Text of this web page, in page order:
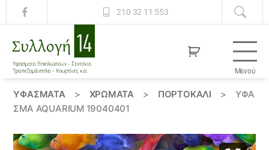
210 32 11 553
14
Μενού
ΥΦΆΣΜΑΤΑ > ΧΡΏΜΑΤΑ > ΠΟΡΤΟΚΑΛΙ >
ΎΦΑ
ΣΜΑ AQUARIUM 19040401